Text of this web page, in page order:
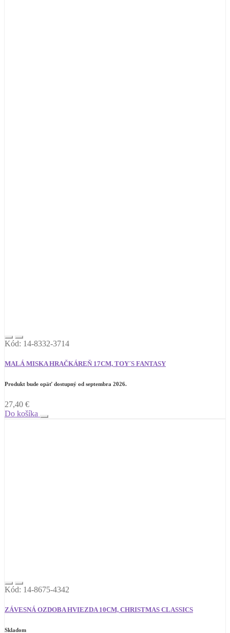
Kód: 14-8332-3714
MALÁ MISKA HRAČKÁREŇ 17CM, TOY´S FANTASY
Produkt bude opäť dostupný od septembra 2026.
27,40 €
Do košíka
Kód: 14-8675-4342
ZÁVESNÁ OZDOBA HVIEZDA 10CM, CHRISTMAS CLASSICS
Skladom